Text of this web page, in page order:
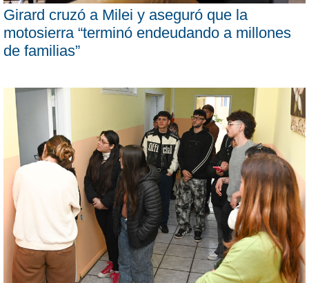
Girard cruzó a Milei y aseguró que la
motosierra “terminó endeudando a millones
de familias”